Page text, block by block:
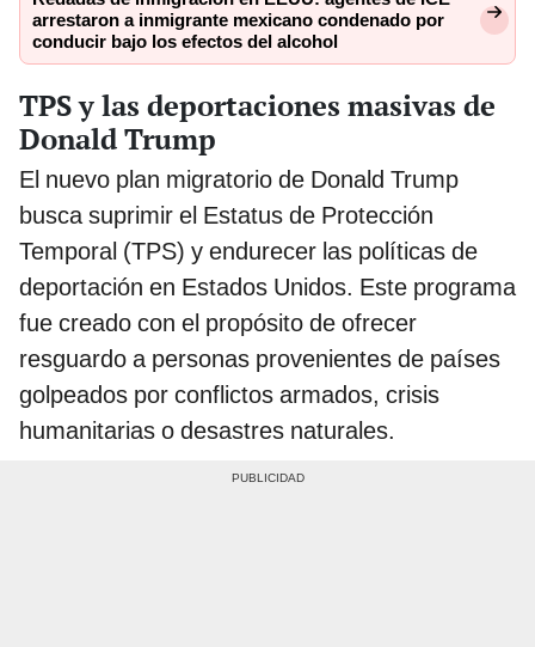
arrestaron a inmigrante mexicano condenado por
conducir bajo los efectos del alcohol
TPS y las deportaciones masivas de
Donald Trump
El nuevo plan migratorio de Donald Trump
busca suprimir el Estatus de Protección
Temporal (TPS) y endurecer las políticas de
deportación en Estados Unidos. Este programa
fue creado con el propósito de ofrecer
resguardo a personas provenientes de países
golpeados por conflictos armados, crisis
humanitarias o desastres naturales.